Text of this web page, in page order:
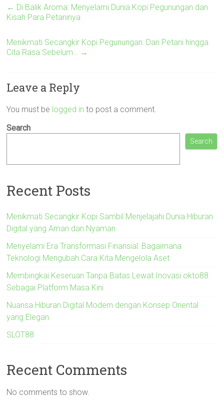
← Di Balik Aroma: Menyelami Dunia Kopi Pegunungan dan
Kisah Para Petaninya
Menikmati Secangkir Kopi Pegunungan: Dari Petani hingga
Cita Rasa Sebelum… →
Leave a Reply
You must be logged in to post a comment.
Search
Search
Recent Posts
Menikmati Secangkir Kopi Sambil Menjelajahi Dunia Hiburan
Digital yang Aman dan Nyaman
Menyelami Era Transformasi Finansial: Bagaimana
Teknologi Mengubah Cara Kita Mengelola Aset
Membingkai Keseruan Tanpa Batas Lewat Inovasi okto88
Sebagai Platform Masa Kini
Nuansa Hiburan Digital Modern dengan Konsep Oriental
yang Elegan
SLOT88
Recent Comments
No comments to show.